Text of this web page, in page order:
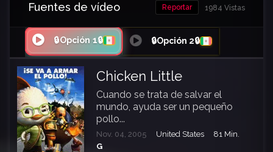
Fuentes de vídeo 1984 Vistas
Reportar
🔒Opción 1🔒 🔒Opción 2🔒
Chicken Little
Cuando se trata de salvar el
mundo, ayuda ser un pequeño
pollo...
Nov. 04, 2005 United States
81 Min.
G